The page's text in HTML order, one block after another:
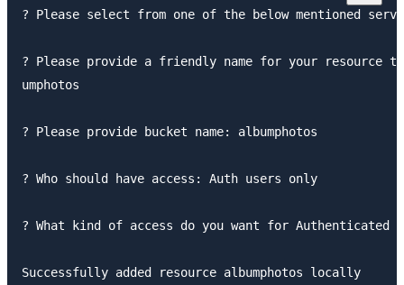
? Please select from one of the below mentioned
? Please provide a friendly name for your
umphotos
? Please provide bucket name: albumphotos
? Who should have access: Auth users only
? What kind of access do you want for Authenticated
Successfully added resource albumphotos locally